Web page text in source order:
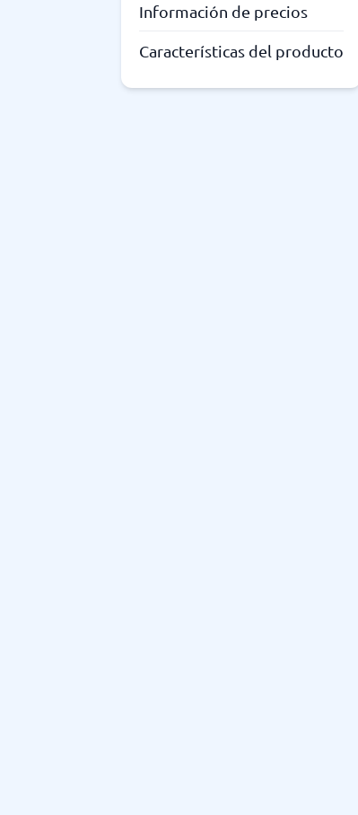
Información de precios
Características del producto